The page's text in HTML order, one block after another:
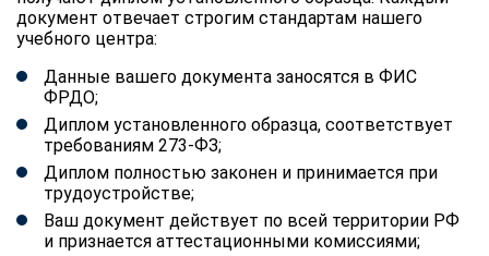
документ отвечает строгим стандартам нашего
учебного центра:
Данные вашего документа заносятся в ФИС
ФРДО;
Диплом установленного образца, соответствует
требованиям 273-ФЗ;
Диплом полностью законен и принимается при
трудоустройстве;
Ваш документ действует по всей территории РФ
и признается аттестационными комиссиями;